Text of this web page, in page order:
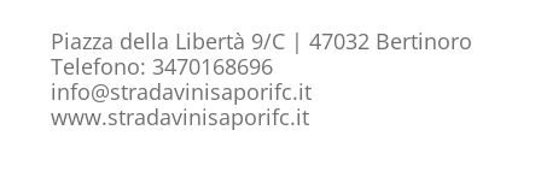
Piazza della Libertà 9/C | 47032 Bertinoro
Telefono: 3470168696
info@stradavinisaporifc.it
www.stradavinisaporifc.it